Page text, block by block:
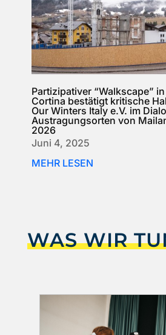
Partizipativer “Walkscape”
Cortina bestätigt kritische
Our Winters Italy e.V. im
Austragungsorten von
2026
Juni 4, 2025
MEHR LESEN
WAS WIR